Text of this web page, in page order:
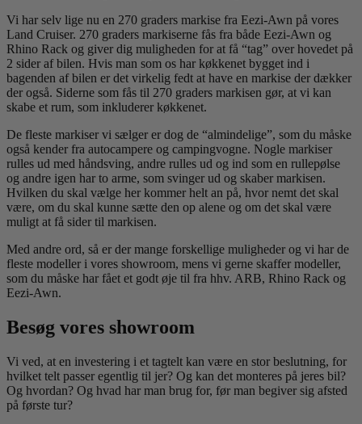
Vi har selv lige nu en 270 graders markise fra Eezi-Awn på vores
Land Cruiser. 270 graders markiserne fås fra både Eezi-Awn og
Rhino Rack og giver dig muligheden for at få “tag” over hovedet på
2 sider af bilen. Hvis man som os har køkkenet bygget ind i
bagenden af bilen er det virkelig fedt at have en markise der dækker
der også. Siderne som fås til 270 graders markisen gør, at vi kan
skabe et rum, som inkluderer køkkenet.
De fleste markiser vi sælger er dog de “almindelige”, som du måske
også kender fra autocampere og campingvogne. Nogle markiser
rulles ud med håndsving, andre rulles ud og ind som en rullepølse
og andre igen har to arme, som svinger ud og skaber markisen.
Hvilken du skal vælge her kommer helt an på, hvor nemt det skal
være, om du skal kunne sætte den op alene og om det skal være
muligt at få sider til markisen.
Med andre ord, så er der mange forskellige muligheder og vi har de
fleste modeller i vores showroom, mens vi gerne skaffer modeller,
som du måske har fået et godt øje til fra hhv. ARB, Rhino Rack og
Eezi-Awn.
Besøg vores showroom
Vi ved, at en investering i et tagtelt kan være en stor beslutning, for
hvilket telt passer egentlig til jer? Og kan det monteres på jeres bil?
Og hvordan? Og hvad har man brug for, før man begiver sig afsted
på første tur?